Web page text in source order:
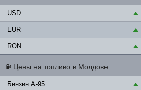
USD ▲
EUR ▲
RON ▲
⛽ Цены на топливо в Молдове
Бензин A-95 ▲